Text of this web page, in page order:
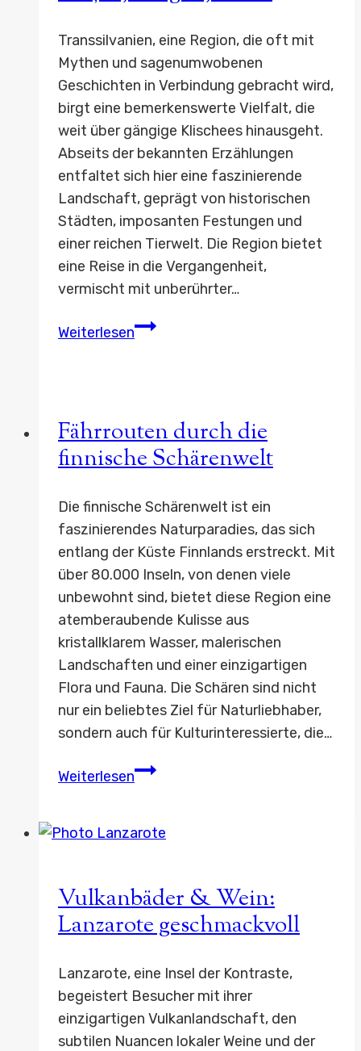
Transsilvanien, eine Region, die oft mit
Mythen und sagenumwobenen
Geschichten in Verbindung gebracht wird,
birgt eine bemerkenswerte Vielfalt, die
weit über gängige Klischees hinausgeht.
Abseits der bekannten Erzählungen
entfaltet sich hier eine faszinierende
Landschaft, geprägt von historischen
Städten, imposanten Festungen und
einer reichen Tierwelt. Die Region bietet
eine Reise in die Vergangenheit,
vermischt mit unberührter…
WeiterlesenTranssilvanien
Fährrouten durch die
finnische Schärenwelt
Die finnische Schärenwelt ist ein
faszinierendes Naturparadies, das sich
entlang der Küste Finnlands erstreckt. Mit
über 80.000 Inseln, von denen viele
unbewohnt sind, bietet diese Region eine
atemberaubende Kulisse aus
kristallklarem Wasser, malerischen
Landschaften und einer einzigartigen
Flora und Fauna. Die Schären sind nicht
nur ein beliebtes Ziel für Naturliebhaber,
sondern auch für Kulturinteressierte, die…
WeiterlesenFährrouten
finnische
Vulkanbäder & Wein:
Lanzarote geschmackvoll
Lanzarote, eine Insel der Kontraste,
begeistert Besucher mit ihrer
einzigartigen Vulkanlandschaft, den
subtilen Nuancen lokaler Weine und der